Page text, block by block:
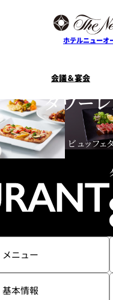
ホテルニューオ
ザ・メイン
宿泊プラン一覧
朝食のご案内
個室のご案内
タワーレストラン
会議＆宴会
プラン一覧
コンセプト
SUPER-VIEW
WEDDING
タワー
ビュッフェ
メニュー
基本情報